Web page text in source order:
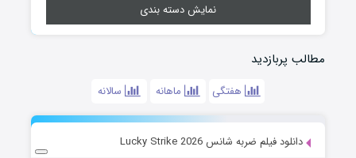
نمایش دسته بندی
مطالب پربازدید
هفتگی ماهانه سالانه
دانلود فیلم ضربه شانس Lucky Strike 2026